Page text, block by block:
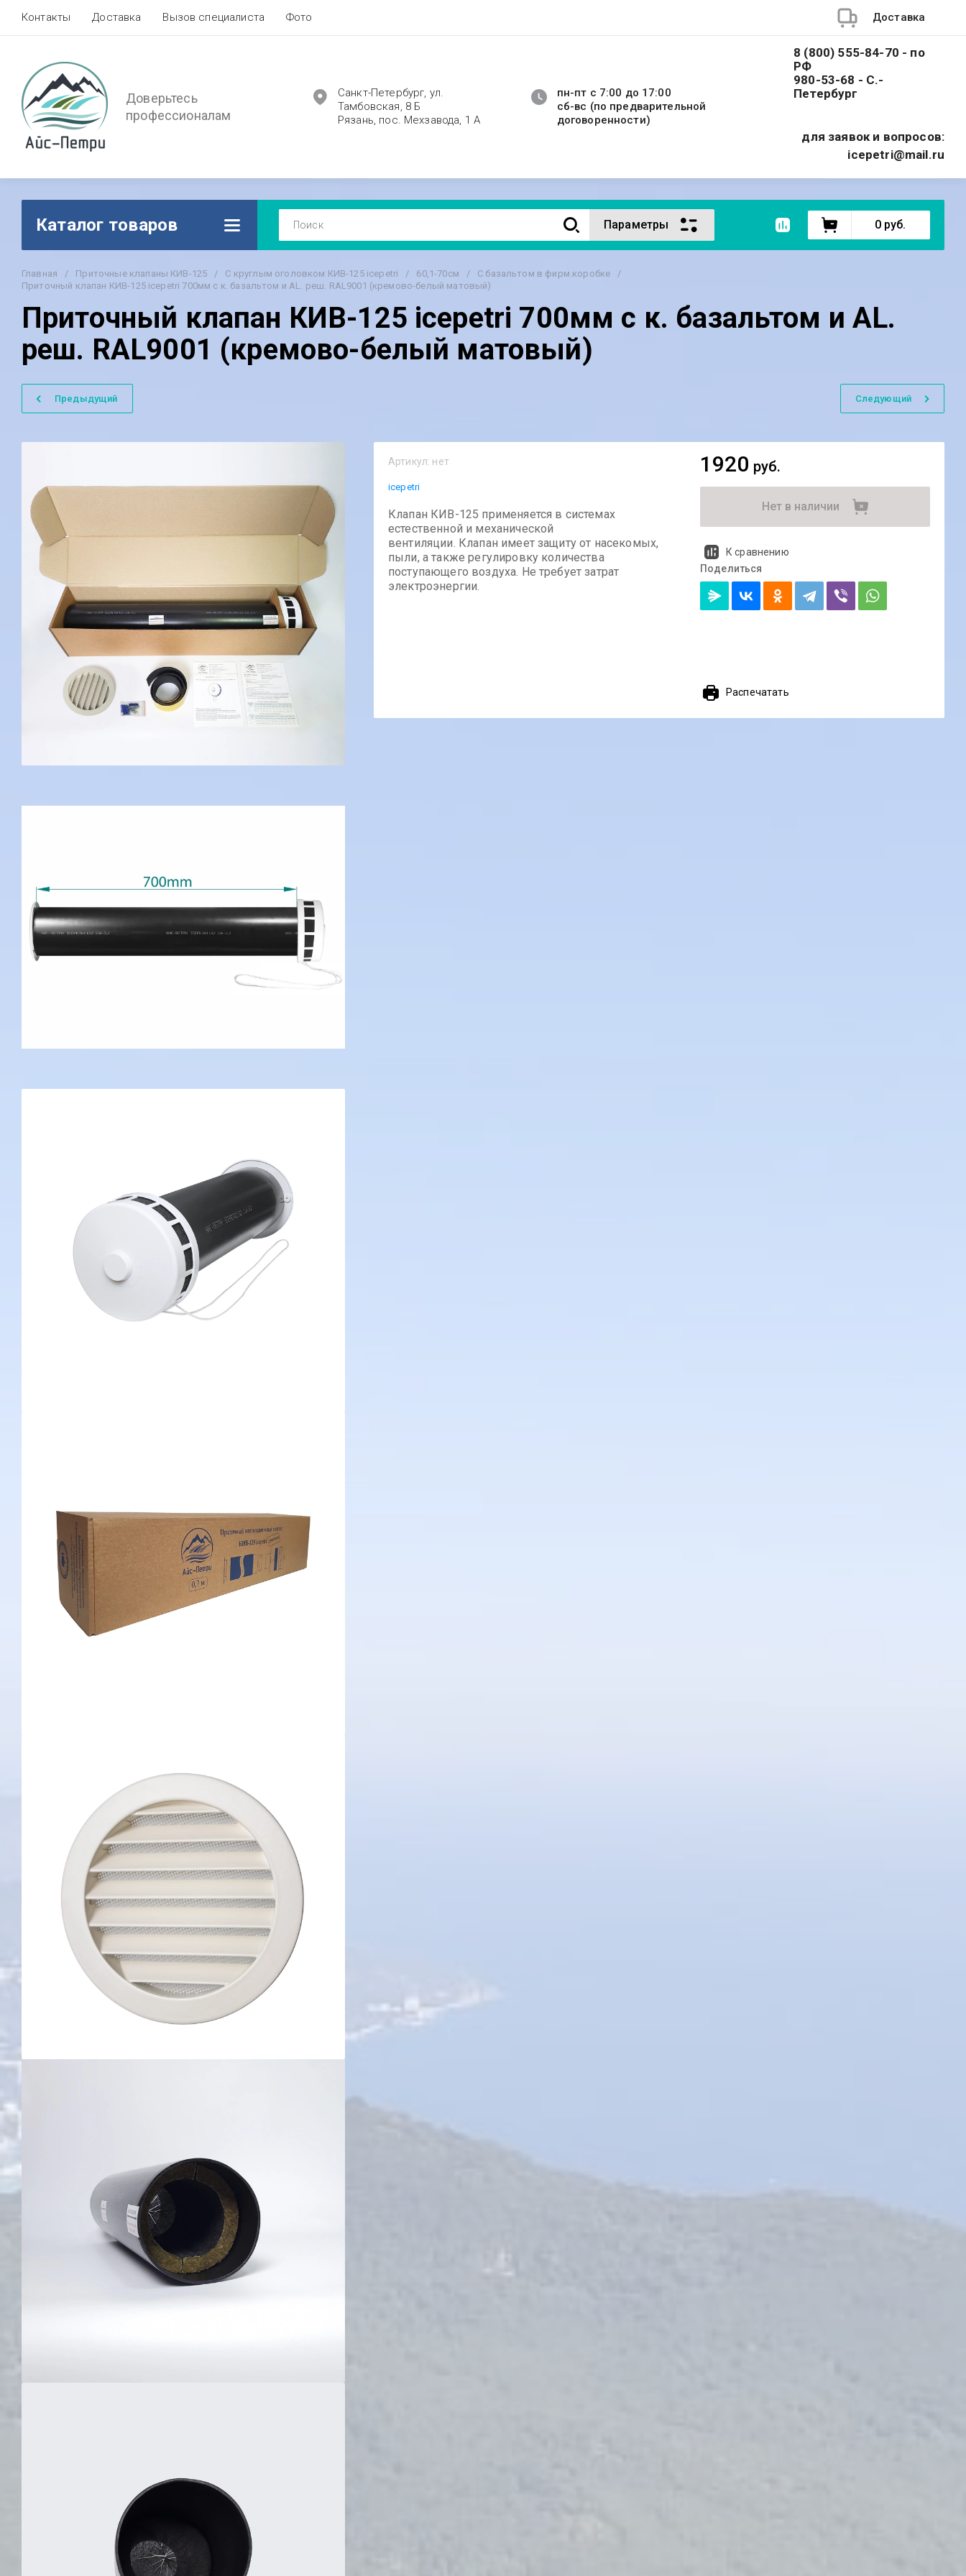
Контакты Доставка Вызов специалиста Фото Доставка
Доверьтесь
профессионалам
Санкт-Петербург, ул.
Тамбовская, 8 Б
Рязань, пос. Мехзавода, 1 А
пн-пт с 7:00 до 17:00
сб-вс (по предварительной
договоренности)
8 (800) 555-84-70 - по
РФ
980-53-68 - С.-
Петербург
для заявок и вопросов:
icepetri@mail.ru
Каталог товаров Параметры 0 руб.
Главная / Приточные клапаны КИВ-125 / С круглым оголовком КИВ-125 icepetri / 60,1-70см / С базальтом в фирм.коробке
/
Приточный клапан КИВ-125 icepetri 700мм с к. базальтом и AL. реш. RAL9001 (кремово-белый матовый)
Приточный клапан КИВ-125 icepetri 700мм с к. базальтом и AL.
реш. RAL9001 (кремово-белый матовый)
Предыдущий Следующий
Артикул: нет
icepetri
Клапан КИВ-125 применяется в системах
естественной и механической
вентиляции. Клапан имеет защиту от насекомых,
пыли, а также регулировку количества
поступающего воздуха. Не требует затрат
электроэнергии.
1920 руб.
Нет в наличии
К сравнению
Поделиться
Распечатать